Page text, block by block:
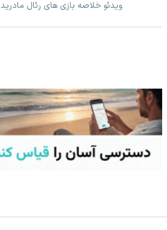
ویدئو خلاصه بازی های رئال مادرید